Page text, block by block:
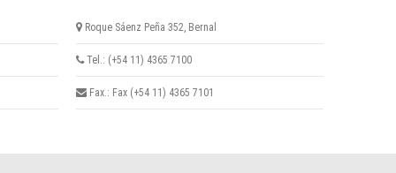
Roque Sáenz Peña 352, Bernal
Tel.: (+54 11) 4365 7100
Fax.: Fax (+54 11) 4365 7101